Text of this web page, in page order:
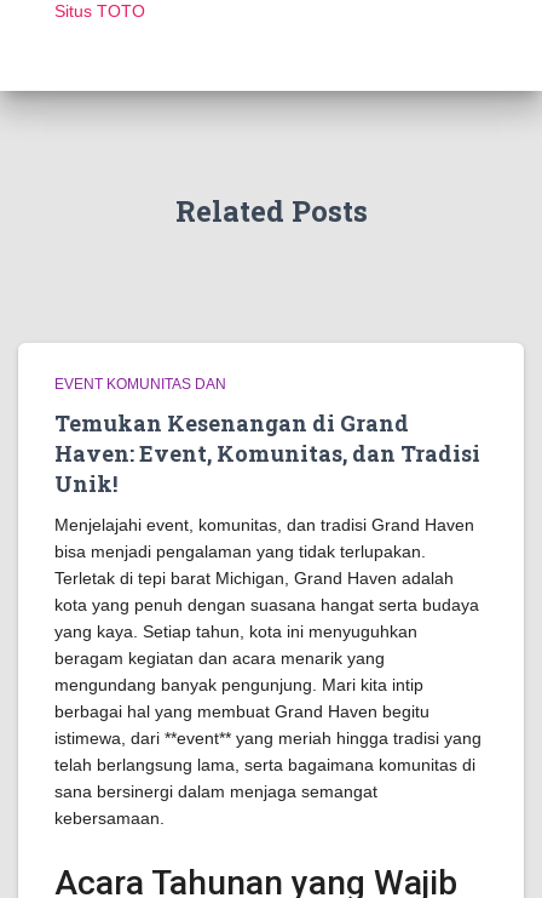
Situs TOTO
Related Posts
EVENT KOMUNITAS DAN
Temukan Kesenangan di Grand
Haven: Event, Komunitas, dan Tradisi
Unik!
Menjelajahi event, komunitas, dan tradisi Grand Haven
bisa menjadi pengalaman yang tidak terlupakan.
Terletak di tepi barat Michigan, Grand Haven adalah
kota yang penuh dengan suasana hangat serta budaya
yang kaya. Setiap tahun, kota ini menyuguhkan
beragam kegiatan dan acara menarik yang
mengundang banyak pengunjung. Mari kita intip
berbagai hal yang membuat Grand Haven begitu
istimewa, dari **event** yang meriah hingga tradisi yang
telah berlangsung lama, serta bagaimana komunitas di
sana bersinergi dalam menjaga semangat
kebersamaan.
Acara Tahunan yang Wajib